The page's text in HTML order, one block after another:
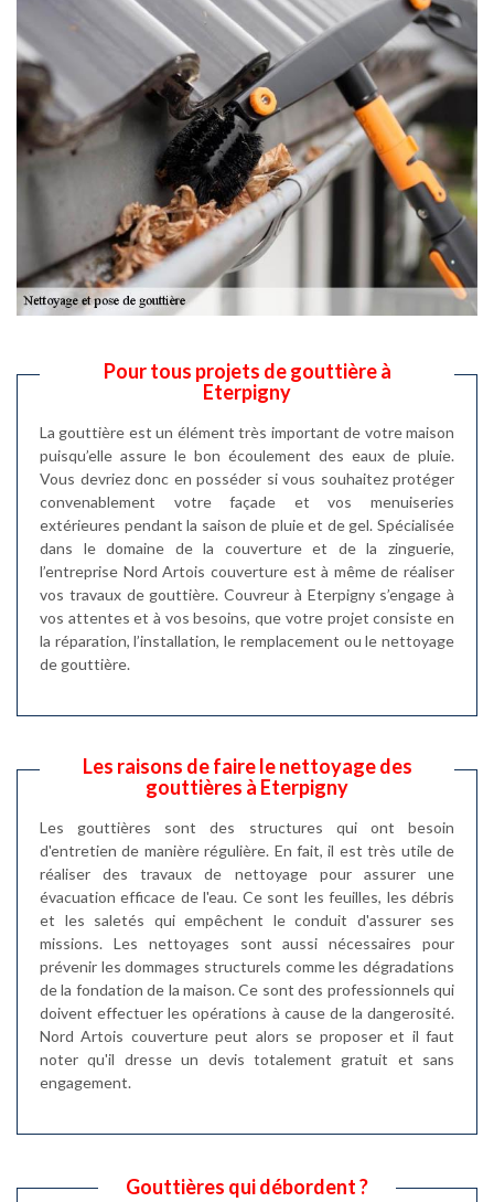
Pour tous projets de gouttière à
Eterpigny
La gouttière est un élément très important de votre maison
puisqu’elle assure le bon écoulement des eaux de pluie.
Vous devriez donc en posséder si vous souhaitez protéger
convenablement votre façade et vos menuiseries
extérieures pendant la saison de pluie et de gel. Spécialisée
dans le domaine de la couverture et de la zinguerie,
l’entreprise Nord Artois couverture est à même de réaliser
vos travaux de gouttière. Couvreur à Eterpigny s’engage à
vos attentes et à vos besoins, que votre projet consiste en
la réparation, l’installation, le remplacement ou le nettoyage
de gouttière.
Les raisons de faire le nettoyage des
gouttières à Eterpigny
Les gouttières sont des structures qui ont besoin
d'entretien de manière régulière. En fait, il est très utile de
réaliser des travaux de nettoyage pour assurer une
évacuation efficace de l'eau. Ce sont les feuilles, les débris
et les saletés qui empêchent le conduit d'assurer ses
missions. Les nettoyages sont aussi nécessaires pour
prévenir les dommages structurels comme les dégradations
de la fondation de la maison. Ce sont des professionnels qui
doivent effectuer les opérations à cause de la dangerosité.
Nord Artois couverture peut alors se proposer et il faut
noter qu'il dresse un devis totalement gratuit et sans
engagement.
Gouttières qui débordent ?